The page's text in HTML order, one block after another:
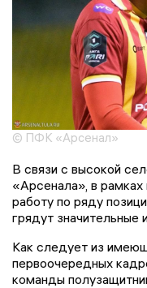
© ПФК «Арсенал»
В связи с высокой
«Арсенала», в
работу по ряду
грядут значительные
Как следует из
первоочередных
команды